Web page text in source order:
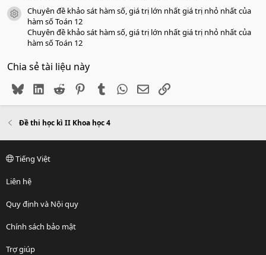
icon tài liệu
Chuyên đề khảo sát hàm số, giá trị lớn nhất giá trị nhỏ nhất của
hàm số Toán 12
Chuyên đề khảo sát hàm số, giá trị lớn nhất giá trị nhỏ nhất của
hàm số Toán 12
Chia sẻ tài liệu này
BlueskyLinkedIn
Reddit PinterestTumblr WhatsApp
EmailLink
Đề thi học kì II Khoa học 4
Tiếng Việt
Liên hệ
Quy định và Nội quy
Chính sách bảo mật
Trợ giúp